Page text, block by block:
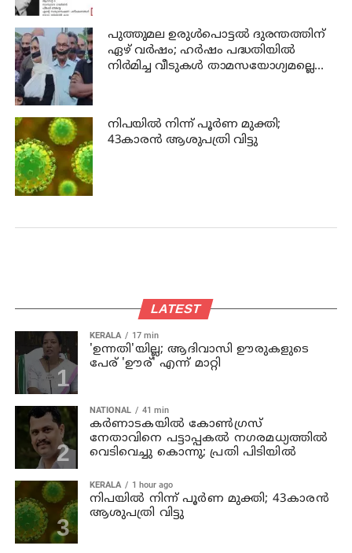
പുത്തുമല ഉരുള്‍പൊട്ടല്‍ ദുരന്തത്തിന്
ഏഴ് വര്‍ഷം; ഹര്‍ഷം പദ്ധതിയില്‍
നിര്‍മിച്ച വീടുകള്‍ താമസയോഗ്യമല്ലെന്ന്
നിപയില്‍ നിന്ന് പൂര്‍ണ മുക്തി;
43കാരന്‍ ആശുപത്രി വിട്ടു
LATEST
KERALA 17 min
'ഉന്നതി'യില്ല; ആദിവാസി ഊരുകളുടെ
പേര് 'ഊര്' എന്ന് മാറ്റി
NATIONAL 41 min
കര്‍ണാടകയില്‍ കോണ്‍ഗ്രസ്
നേതാവിനെ പട്ടാപ്പകല്‍ നഗരമധ്യത്തില്‍
വെടിവെച്ചു കൊന്നു; പ്രതി പിടിയില്‍
KERALA 1 hour ago
നിപയില്‍ നിന്ന് പൂര്‍ണ മുക്തി; 43കാരന്‍
ആശുപത്രി വിട്ടു